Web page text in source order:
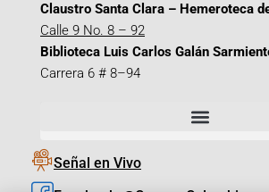
Claustro Santa Clara – Hemeroteca
Calle 9 No. 8 – 92
Biblioteca Luis Carlos Galán
Carrera 6 # 8–94
Señal en Vivo